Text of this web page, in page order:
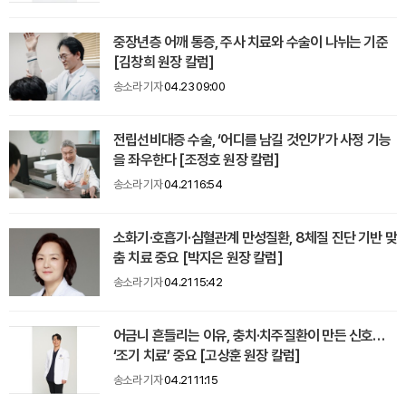
중장년층 어깨 통증, 주사 치료와 수술이 나뉘는 기준
[김창희 원장 칼럼]
송소라 기자04.23 09:00
전립선비대증 수술, ‘어디를 남길 것인가’가 사정 기능
을 좌우한다 [조정호 원장 칼럼]
송소라 기자04.21 16:54
소화기·호흡기·심혈관계 만성질환, 8체질 진단 기반 맞
춤 치료 중요 [박지은 원장 칼럼]
송소라 기자04.21 15:42
어금니 흔들리는 이유, 충치·치주질환이 만든 신호…
‘조기 치료’ 중요 [고상훈 원장 칼럼]
송소라 기자04.21 11:15